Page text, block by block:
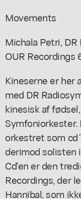
Movements
Michala Petri,
OUR Recordings
Kineserne er her
med DR
kinesisk af
Symfoniorkester.
orkestret som
derimod solisten
Cd'en er den
Recordings, der
Hannibal, som